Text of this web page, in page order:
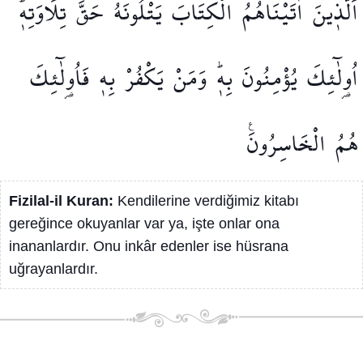
اَلَّذ۪ينَ اٰتَيْنَاهُمُ الْكِتَابَيَتْلُونَهُ حَقَّتِلَاوَتِه۪ۜ
اُو۬لٰٓئِكَيُؤْمِنُونَبِه۪ۜ وَمَنْيَكْفُرْبِه۪ فَاُو۬لٰٓئِكَ
هُمُ الْخَاسِرُونَ۟
Fizilal-il Kuran: Kendilerine verdiğimiz kitabı
gereğince okuyanlar var ya, işte onlar ona
inananlardır. Onu inkâr edenler ise hüsrana
uğrayanlardır.